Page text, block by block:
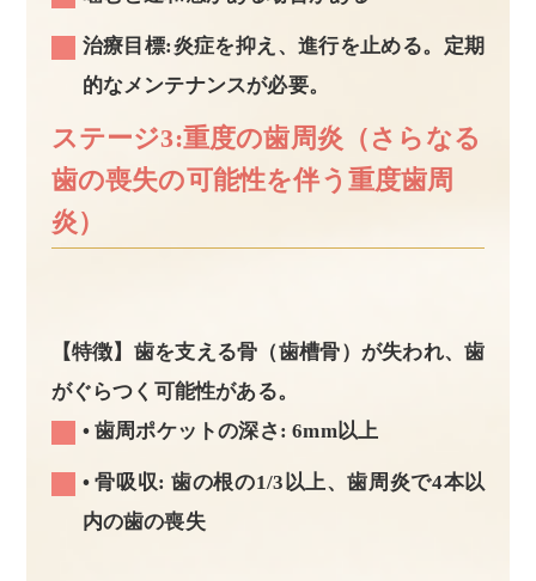
治療目標:炎症を抑え、進行を止める。定期
的なメンテナンスが必要。
ステージ3:重度の歯周炎（さらなる
歯の喪失の可能性を伴う重度歯周
炎）
【特徴】歯を支える骨（歯槽骨）が失われ、歯
がぐらつく可能性がある。
• 歯周ポケットの深さ: 6mm以上
• 骨吸収: 歯の根の1/3以上、歯周炎で4本以
内の歯の喪失